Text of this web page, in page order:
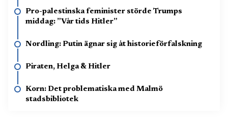
Pro-palestinska feminister störde Trumps
middag: ”Vår tids Hitler”
Nordling: Putin ägnar sig åt historieförfalskning
Piraten, Helga & Hitler
Korn: Det problematiska med Malmö
stadsbibliotek